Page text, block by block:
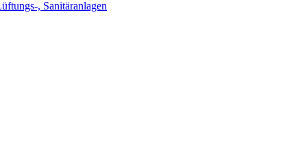
, Sanitäranlagen